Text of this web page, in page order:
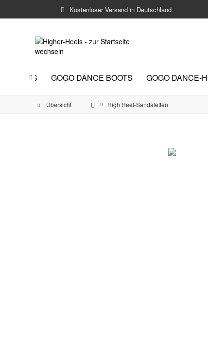
Kostenloser Versand in Deutschland
HEELS GOGO DANCE BOOTS GOGO DANCE-

Übersicht High Heel-Sandaletten